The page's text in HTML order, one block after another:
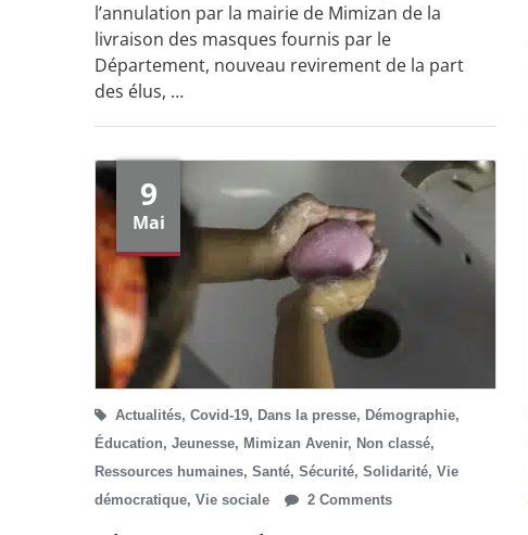
l’annulation par la mairie de Mimizan de la
livraison des masques fournis par le
Département, nouveau revirement de la part
des élus, …
9
Mai
Actualités, Covid-19, Dans la presse, Démographie,
Éducation, Jeunesse, Mimizan Avenir, Non classé,
Ressources humaines, Santé, Sécurité, Solidarité, Vie
démocratique, Vie sociale 2 Comments